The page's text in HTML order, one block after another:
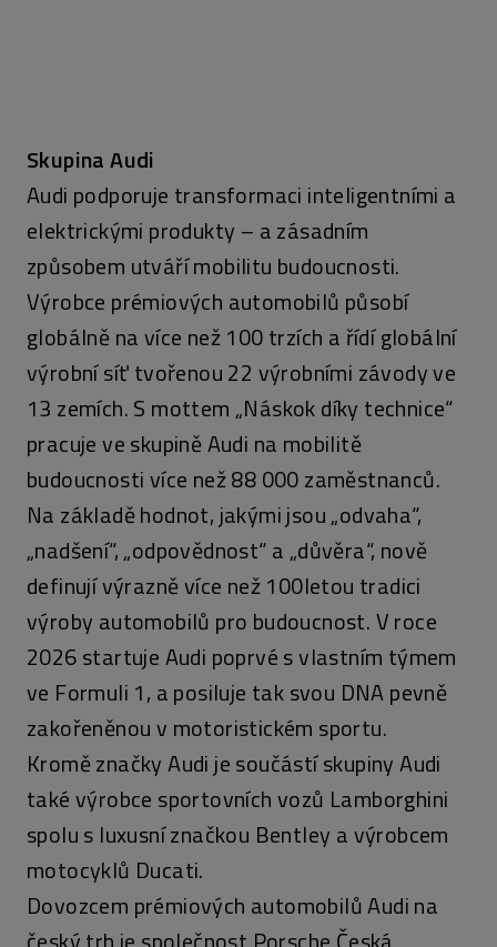
Skupina Audi
Audi podporuje transformaci inteligentními a
elektrickými produkty – a zásadním
způsobem utváří mobilitu budoucnosti.
Výrobce prémiových automobilů působí
globálně na více než 100 trzích a řídí globální
výrobní síť tvořenou 22 výrobními závody ve
13 zemích. S mottem „Náskok díky technice“
pracuje ve skupině Audi na mobilitě
budoucnosti více než 88 000 zaměstnanců.
Na základě hodnot, jakými jsou „odvaha“,
„nadšení“, „odpovědnost“ a „důvěra“, nově
definují výrazně více než 100letou tradici
výroby automobilů pro budoucnost. V roce
2026 startuje Audi poprvé s vlastním týmem
ve Formuli 1, a posiluje tak svou DNA pevně
zakořeněnou v motoristickém sportu.
Kromě značky Audi je součástí skupiny Audi
také výrobce sportovních vozů Lamborghini
spolu s luxusní značkou Bentley a výrobcem
motocyklů Ducati.
Dovozcem prémiových automobilů Audi na